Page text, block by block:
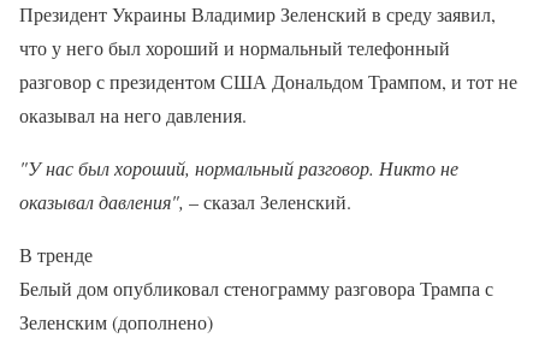
Президент Украины Владимир Зеленский в среду заявил,
что у него был хороший и нормальный телефонный
разговор с президентом США Дональдом Трампом, и тот не
оказывал на него давления.
"У нас был хороший, нормальный разговор. Никто не
оказывал давления", – сказал Зеленский.
В тренде
Белый дом опубликовал стенограмму разговора Трампа с
Зеленским (дополнено)